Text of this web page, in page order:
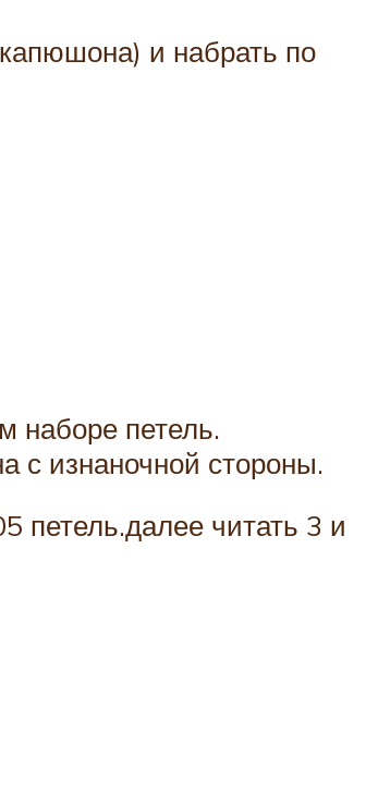
и набрать по
наборе петель.
с изнаночной стороны.
петель.далее читать 3 и